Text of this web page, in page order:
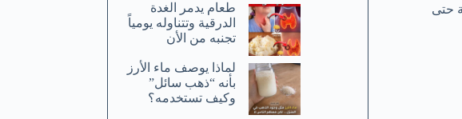
حتى
طعام يدمر الغدة
الدرقية وتتناوله يومياً
تجنبه من الأن
لماذا يوصف ماء الأرز
بأنه “ذهب سائل”
وكيف تستخدمه؟